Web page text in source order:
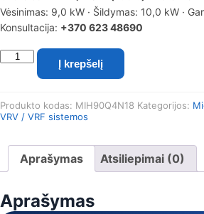
Vėsinimas: 9,0 kW · Šildymas: 10,0 kW ·
Konsultacija: +370 623 48690
produkto
miniVRF
kasetinis
blokas
MIH90Q4N18
kW)
Į krepšelį
Produkto kodas: MIH90Q4N18 Kategorijos:
VRV / VRF sistemos
Aprašymas Atsiliepimai (0)
Aprašymas